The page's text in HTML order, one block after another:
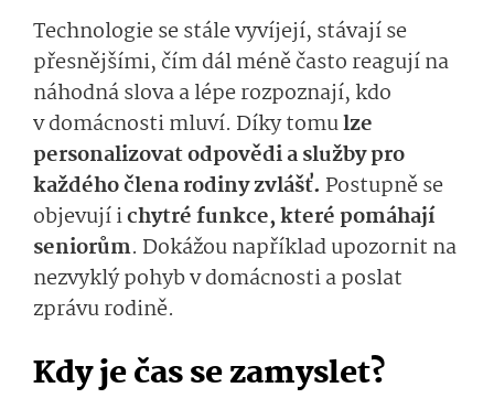
Technologie se stále vyvíjejí, stávají se
přesnějšími, čím dál méně často reagují na
náhodná slova a lépe rozpoznají, kdo
v domácnosti mluví. Díky tomulze
personalizovat odpovědi a služby pro
každého člena rodiny zvlášť. Postupně se
objevují ichytré funkce, které pomáhají
seniorům. Dokážou například upozornit na
nezvyklý pohyb v domácnosti a poslat
zprávu rodině.
Kdy je čas se zamyslet?